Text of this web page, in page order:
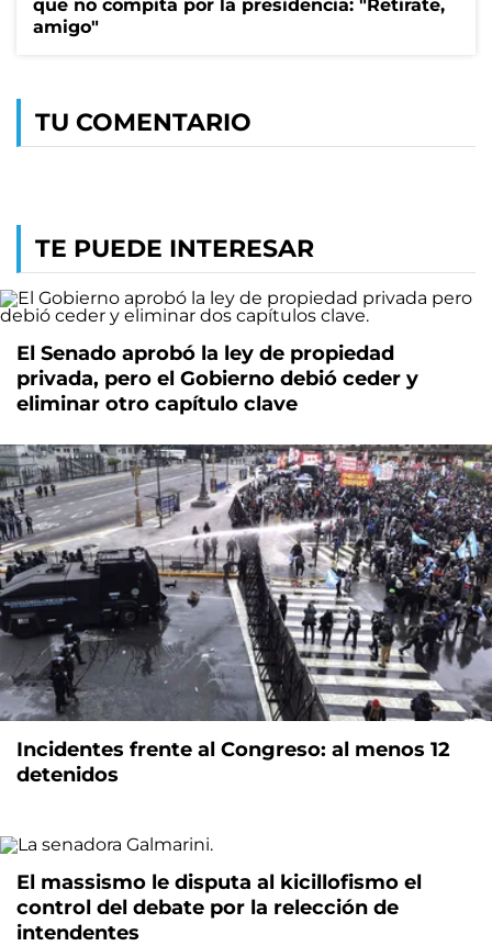
que no compita por la presidencia: "Retirate,
amigo"
TU COMENTARIO
TE PUEDE INTERESAR
El Senado aprobó la ley de propiedad
privada, pero el Gobierno debió ceder y
eliminar otro capítulo clave
Incidentes frente al Congreso: al menos 12
detenidos
El massismo le disputa al kicillofismo el
control del debate por la relección de
intendentes